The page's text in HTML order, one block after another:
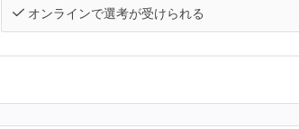
オンラインで選考が受けられる